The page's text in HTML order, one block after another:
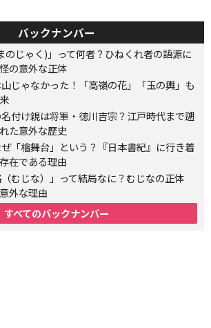
バックナンバー
のじゃく)」って何者？ひねくれ者の語源に
の意外な正体
山じゃなかった！「高嶺の花」「玉の輿」も
名付け親は将軍・徳川吉宗？江戸時代まで遡
た意外な歴史
「檜舞台」という？『日本書紀』に行き着
在である理由
（むじな）」って結局なに？むじなの正体
外な理由
すべてのバックナンバー